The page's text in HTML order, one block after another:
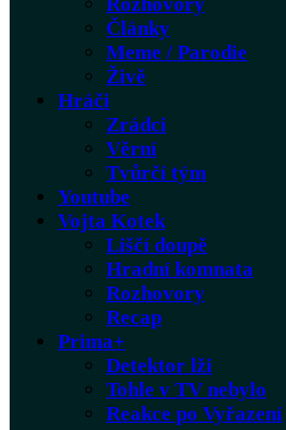
Rozhovory
Články
Meme / Parodie
Živě
Hráči
Zrádci
Věrní
Tvůrčí tým
Youtube
Vojta Kotek
Liščí doupě
Hradní komnata
Rozhovory
Recap
Prima+
Detektor lži
Tohle v TV nebylo
Reakce po Vyřazení